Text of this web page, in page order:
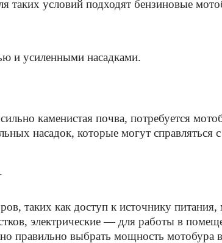
условий подходят бензиновые
и усиленными насадками.
каменистая почва, потребуется
насадок, которые могут справляться
таких как доступ к источнику
электрические — для работы в
выбрать мощность мотобура в